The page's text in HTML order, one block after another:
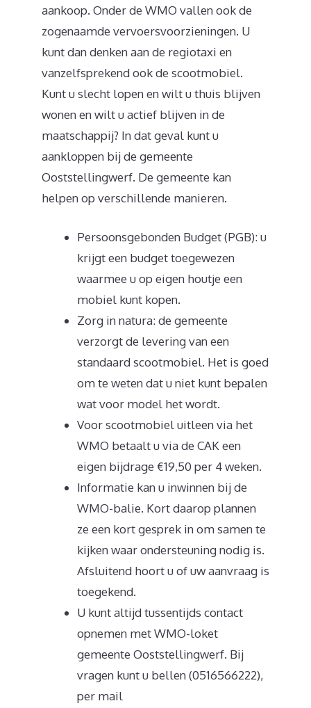
aankoop. Onder de WMO vallen ook de
zogenaamde vervoersvoorzieningen. U
kunt dan denken aan de regiotaxi en
vanzelfsprekend ook de scootmobiel.
Kunt u slecht lopen en wilt u thuis blijven
wonen en wilt u actief blijven in de
maatschappij? In dat geval kunt u
aankloppen bij de gemeente
Ooststellingwerf. De gemeente kan
helpen op verschillende manieren.
Persoonsgebonden Budget (PGB): u
krijgt een budget toegewezen
waarmee u op eigen houtje een
mobiel kunt kopen.
Zorg in natura: de gemeente
verzorgt de levering van een
standaard scootmobiel. Het is goed
om te weten dat u niet kunt bepalen
wat voor model het wordt.
Voor scootmobiel uitleen via het
WMO betaalt u via de CAK een
eigen bijdrage €19,50 per 4 weken.
Informatie kan u inwinnen bij de
WMO-balie. Kort daarop plannen
ze een kort gesprek in om samen te
kijken waar ondersteuning nodig is.
Afsluitend hoort u of uw aanvraag is
toegekend.
U kunt altijd tussentijds contact
opnemen met WMO-loket
gemeente Ooststellingwerf. Bij
vragen kunt u bellen (0516566222),
per mail